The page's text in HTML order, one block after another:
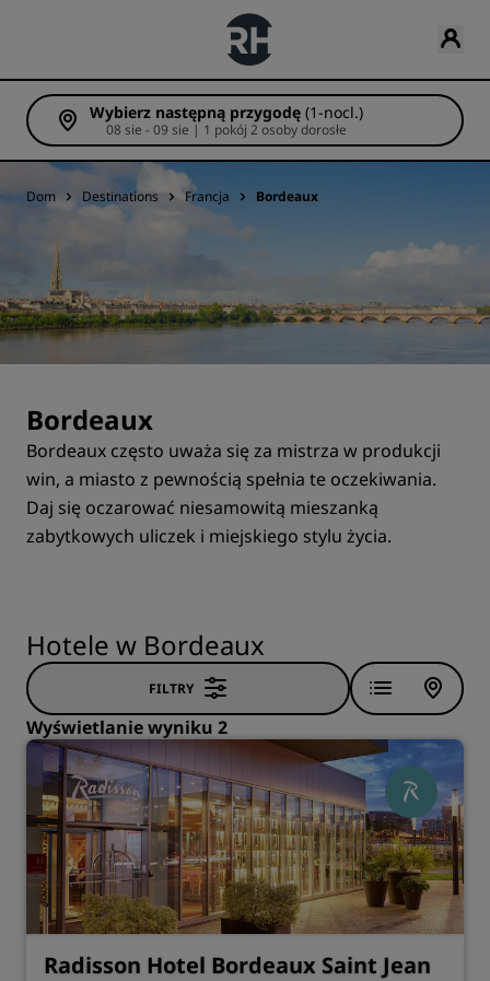
Wybierz następną przygodę (1-nocl.)
08 sie - 09 sie | 1 pokój 2 osoby dorosłe
Dom Destinations Francja Bordeaux
Bordeaux
Bordeaux często uważa się za mistrza w produkcji
win, a miasto z pewnością spełnia te oczekiwania.
Daj się oczarować niesamowitą mieszanką
zabytkowych uliczek i miejskiego stylu życia.
Hotele w Bordeaux
FILTRY
Wyświetlanie wyniku 2
Radisson Hotel Bordeaux Saint Jean